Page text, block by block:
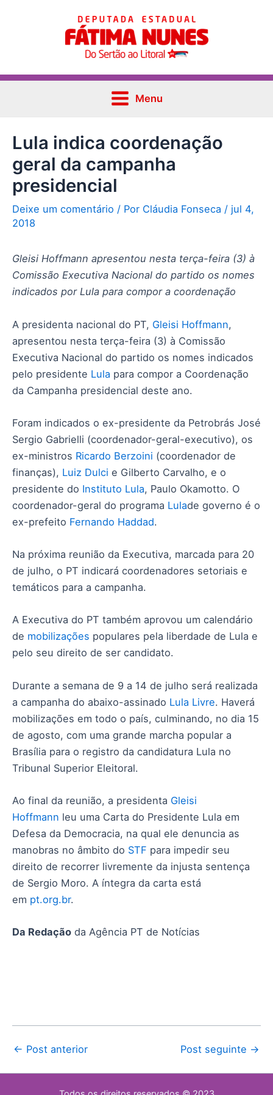
Main
Menu
Menu
Lula indica coordenação
geral da campanha
presidencial
Deixe um comentário / Por Cláudia Fonseca / jul 4,
2018
Gleisi Hoffmann apresentou nesta terça-feira (3) à
Comissão Executiva Nacional do partido os nomes
indicados por Lula para compor a coordenação
A presidenta nacional do PT, Gleisi Hoffmann,
apresentou nesta terça-feira (3) à Comissão
Executiva Nacional do partido os nomes indicados
pelo presidente Lula para compor a Coordenação
da Campanha presidencial deste ano.
Foram indicados o ex-presidente da Petrobrás José
Sergio Gabrielli (coordenador-geral-executivo), os
ex-ministros Ricardo Berzoini (coordenador de
finanças), Luiz Dulci e Gilberto Carvalho, e o
presidente do Instituto Lula, Paulo Okamotto. O
coordenador-geral do programa Lulade governo é o
ex-prefeito Fernando Haddad.
Na próxima reunião da Executiva, marcada para 20
de julho, o PT indicará coordenadores setoriais e
temáticos para a campanha.
A Executiva do PT também aprovou um calendário
de mobilizações populares pela liberdade de Lula e
pelo seu direito de ser candidato.
Durante a semana de 9 a 14 de julho será realizada
a campanha do abaixo-assinado Lula Livre. Haverá
mobilizações em todo o país, culminando, no dia 15
de agosto, com uma grande marcha popular a
Brasília para o registro da candidatura Lula no
Tribunal Superior Eleitoral.
Ao final da reunião, a presidenta Gleisi
Hoffmann leu uma Carta do Presidente Lula em
Defesa da Democracia, na qual ele denuncia as
manobras no âmbito do STF para impedir seu
direito de recorrer livremente da injusta sentença
de Sergio Moro. A íntegra da carta está
em pt.org.br.
Da Redação da Agência PT de Notícias
← Post anterior Post seguinte →